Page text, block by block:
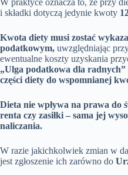
W praktyce oznacza to, że przy
i składki dotyczą jedynie kwoty
Kwota diety musi zostać
podatkowym, uwzględniając
ewentualne koszty uzyskania
„Ulga podatkowa dla radnych”
części diety do wspomnianej
Dieta nie wpływa na prawa do
renta czy zasiłki – sama jej
naliczania.
W razie jakichkolwiek zmian w
jest zgłoszenie ich zarówno do